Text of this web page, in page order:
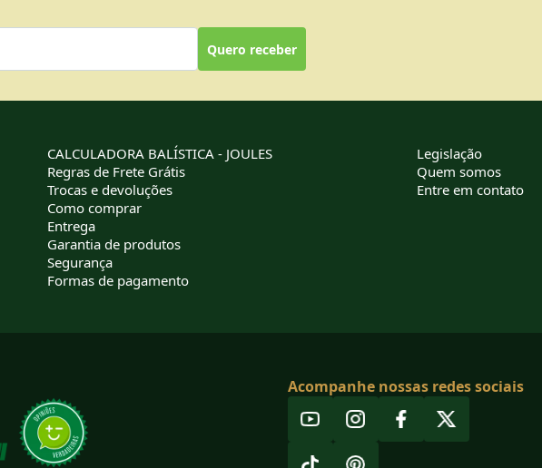
Quero receber
CALCULADORA BALÍSTICA - JOULES
Regras de Frete Grátis
Trocas e devoluções
Como comprar
Entrega
Garantia de produtos
Segurança
Formas de pagamento
Legislação
Quem somos
Entre em contato
Acompanhe nossas redes sociais